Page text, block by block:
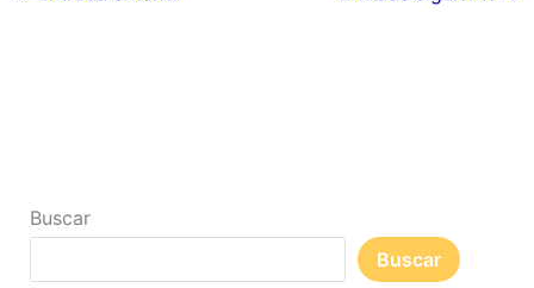
Buscar
Buscar